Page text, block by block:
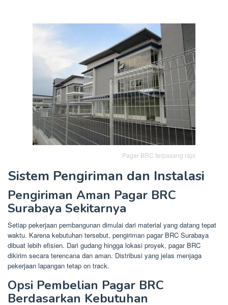
Pagar BRC terpasang rapi
Sistem Pengiriman dan Instalasi
Pengiriman Aman Pagar BRC
Surabaya Sekitarnya
Setiap pekerjaan pembangunan dimulai dari material yang datang tepat
waktu. Karena kebutuhan tersebut, pengiriman pagar BRC Surabaya
dibuat lebih efisien. Dari gudang hingga lokasi proyek, pagar BRC
dikirim secara terencana dan aman. Distribusi yang jelas menjaga
pekerjaan lapangan tetap on track.
Opsi Pembelian Pagar BRC
Berdasarkan Kebutuhan